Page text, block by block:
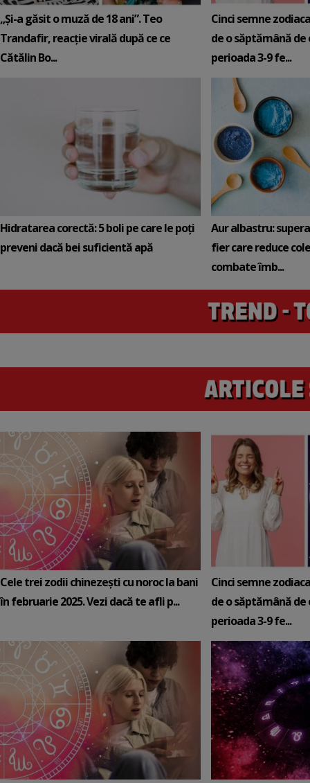
„Și-a găsit o muză de 18 ani”. Teo
Trandafir, reacție virală după ce ce
Cătălin Bo...
Cinci semne
de o săptămână de
perioada 3-9 fe...
Hidratarea corectă: 5 boli pe care le poți
preveni dacă bei suficientă apă
Aur albastru:
fier care reduce
combate îmb...
Cele trei zodii chinezești cu noroc la bani
în februarie 2025. Vezi dacă te afli p...
Cinci semne
de o săptămână de
perioada 3-9 fe...